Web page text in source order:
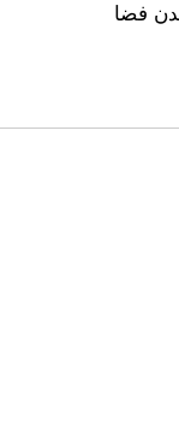
فضا